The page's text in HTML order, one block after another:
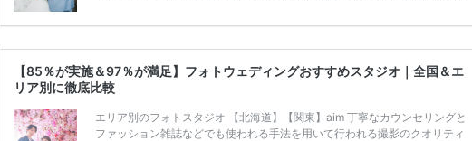
ンペーン特典ランキングを公開！ 比較サイト：プラコレ、ゼクシィ、ハナユ
補を絞れる「ウェディング診断」か、体験型 […]続きを読む
【85％が実施＆97％が満足】フォトウェディングおすすめスタジオ｜全国＆エ
リア別に徹底比較
エリア別のフォトスタジオ 【北海道】【関東】aim 丁寧なカウンセリングと
ファッション雑誌などでも使われる手法を用いて行われる撮影のクオリティ